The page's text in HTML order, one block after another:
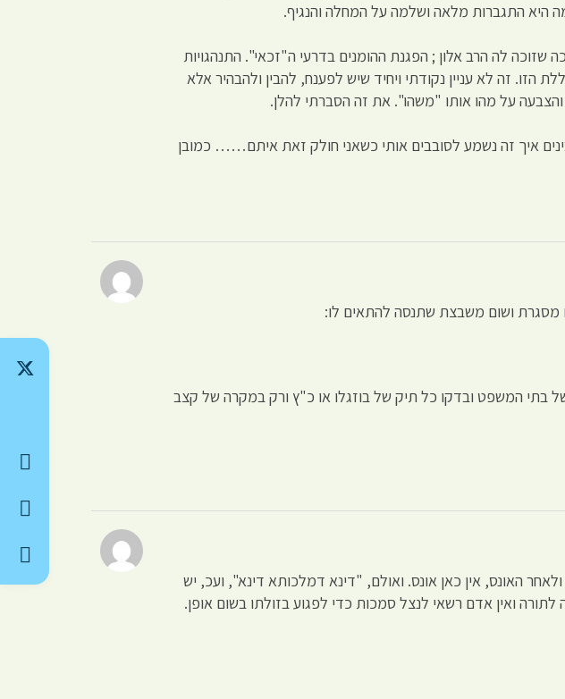
היא התגברות מלאה ושלמה על המחלה והנגיף.
לה הרב אלון ; הפגנת ההומנים בדרעי ה"זכאי". התנהגויות
הזו. זה לא עניין נקודתי ויחיד שיש לפענח, להבין ולהבהיר אלא
על מהו אותו "משהו". את זה הסברתי להלן.
איך זה נשמע לסובבים אותי כשאני חולק זאת איתם…… כמובן
מסגרת ושום משבצת שתנסה להתאים לו:
בתי המשפט ובדקו כל תיק של בוזגלו או כ"ץ ורק במקרה של קצב
האונס, אין כאן אונס. ואולם, "דינא דמלכותא דינא", ועכ, יש
ואין אדם רשאי לנצל סמכות כדי לפגוע בזולתו בשום אופן.